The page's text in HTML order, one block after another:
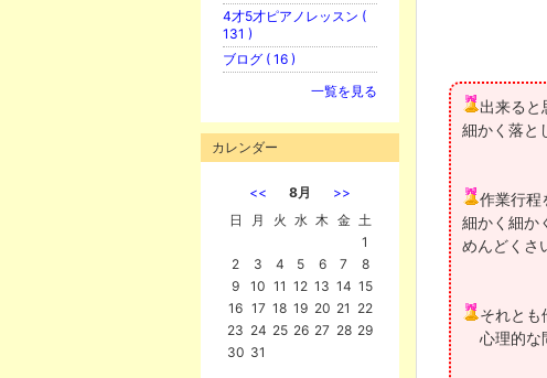
出来ると
細かく落と
作業行程
細かく細か
めんどくさ
それとも
心理的な
4才5才ピアノレッスン (
131 )
ブログ ( 16 )
一覧を見る
カレンダー
<< 8月
>>
日
月 火 水 木 金 土
1
2
3 4 5 6 7
8
9
10 11 12 13 14 15
16 17 18 19 20 21 22
23 24 25 26 27 28 29
30 31